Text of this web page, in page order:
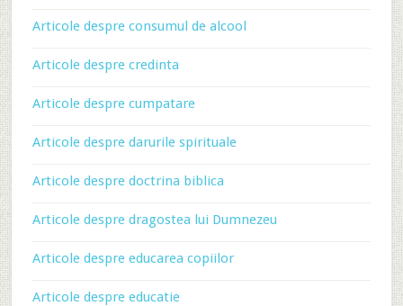
Articole despre consumul de alcool
Articole despre credinta
Articole despre cumpatare
Articole despre darurile spirituale
Articole despre doctrina biblica
Articole despre dragostea lui Dumnezeu
Articole despre educarea copiilor
Articole despre educatie